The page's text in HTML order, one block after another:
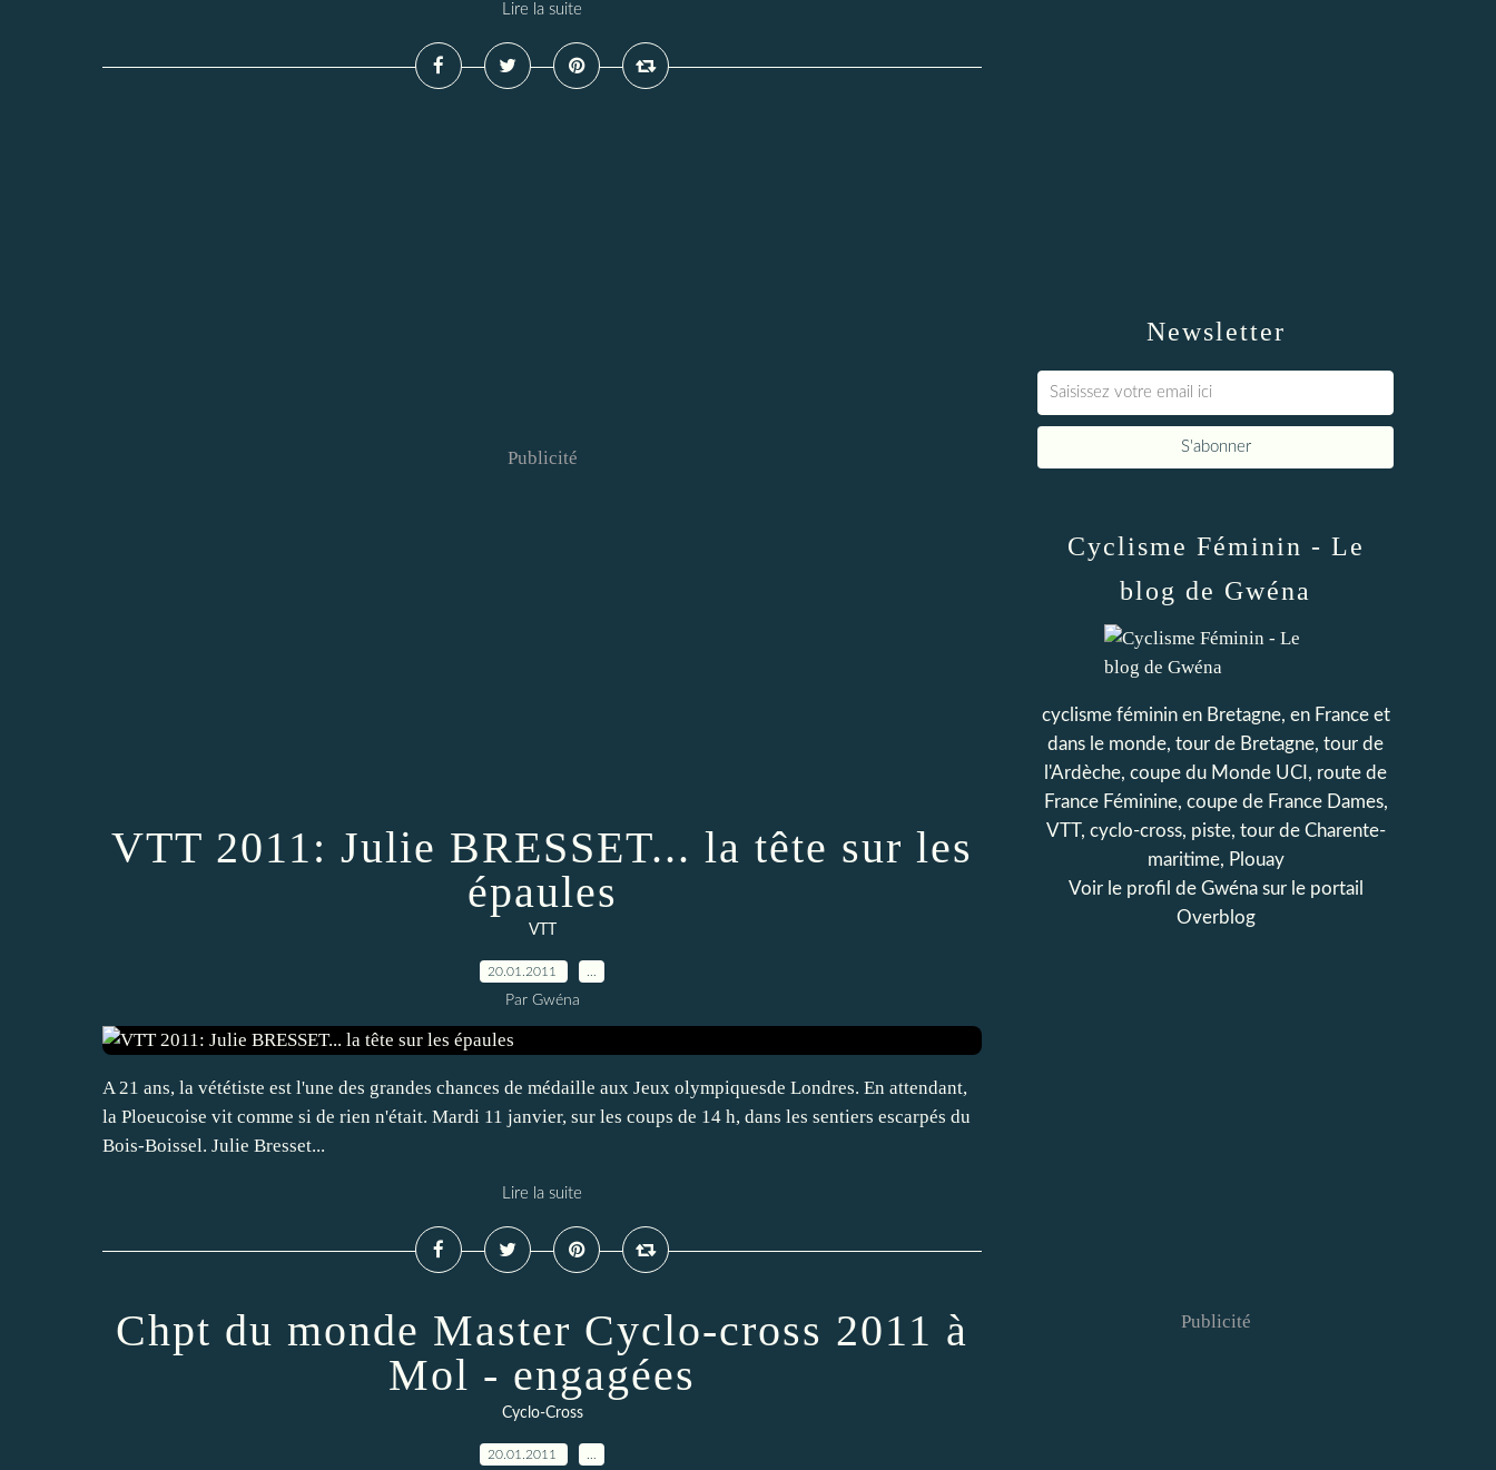
Lire la suite
Publicité
VTT 2011: Julie BRESSET... la tête sur les
épaules
VTT
20.01.2011
Par Gwéna
A 21 ans, la vététiste est l'une des grandes chances de médaille aux Jeux olympiquesde Londres. En attendant,
la Ploeucoise vit comme si de rien n'était. Mardi 11 janvier, sur les coups de 14 h, dans les sentiers escarpés du
Bois-Boissel. Julie Bresset...
Lire la suite
Chpt du monde Master Cyclo-cross 2011 à
Mol - engagées
Cyclo-Cross
20.01.2011
Newsletter
Cyclisme Féminin - Le
blog de Gwéna
cyclisme féminin en Bretagne, en France et
dans le monde, tour de Bretagne, tour de
l'Ardèche, coupe du Monde UCI, route de
France Féminine, coupe de France Dames,
VTT, cyclo-cross, piste, tour de Charente-
maritime, Plouay
Voir le profil de Gwénasur le portail
Overblog
Publicité